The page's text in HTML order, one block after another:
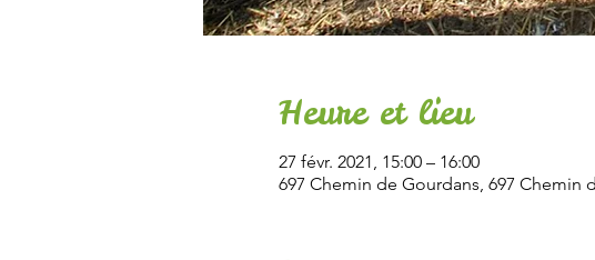
Heure et lieu
27 févr. 2021, 15:00 – 16:00
697 Chemin de Gourdans, 697 Chemin